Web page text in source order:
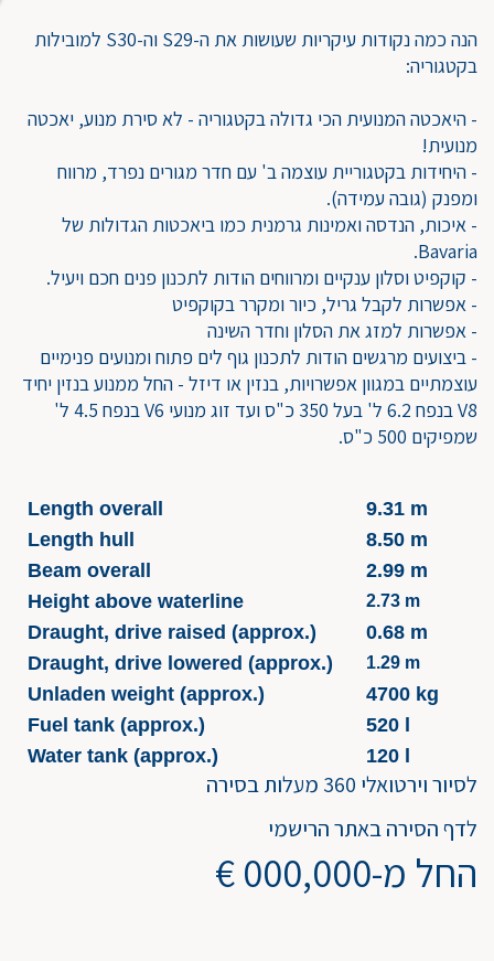
הנה כמה נקודות עיקריות שעושות את ה-S29 וה-S30 למובילות
בקטגוריה:
- היאכטה המנועית הכי גדולה בקטגוריה - לא סירת מנוע, יאכטה
מנועית!
- היחידות בקטגוריית עוצמה ב' עם חדר מגורים נפרד, מרווח
ומפנק (גובה עמידה).
- איכות, הנדסה ואמינות גרמנית כמו ביאכטות הגדולות של
Bavaria.
- קוקפיט וסלון ענקיים ומרווחים הודות לתכנון פנים חכם ויעיל.
- אפשרות לקבל גריל, כיור ומקרר בקוקפיט
- אפשרות למזג את הסלון וחדר השינה
- ביצועים מרגשים הודות לתכנון גוף לים פתוח ומנועים פנימיים
עוצמתיים במגוון אפשרויות, בנזין או דיזל - החל ממנוע בנזין יחיד
V8 בנפח 6.2 ל' בעל 350 כ"ס ועד זוג מנועי V6 בנפח 4.5 ל'
שמפיקים 500 כ"ס.
Length overall
9.31 m
Length hull
8.50 m
Beam overall
2.99 m
Height above waterline
2.73 m
Draught, drive raised (approx.)
0.68 m
Draught, drive lowered (approx.)
1.29 m
Unladen weight (approx.)
4700 kg
Fuel tank (approx.)
520 l
Water tank (approx.)
120 l
לסיור וירטואלי 360 מעלות בסירה
לדף הסירה באתר הרישמי
החל מ-000,000 €